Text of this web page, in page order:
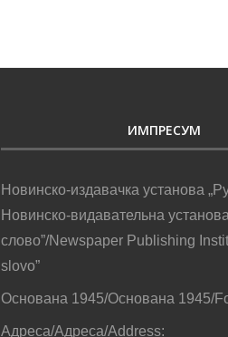
ИМПРЕСУМ
Новинско-издавачка установа
Новинско-видавательна
слово”/Newspaper Publishing
slovo”
Основана 1945/Основана 1945/
Адреса/Адреса/Address: